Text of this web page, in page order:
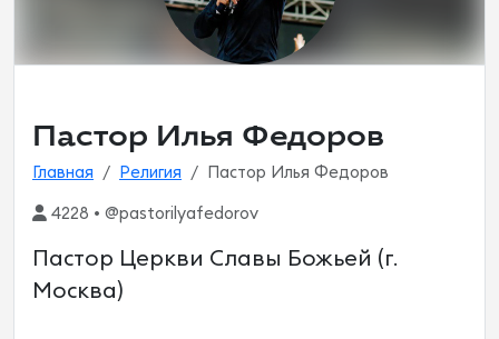
Пастор Илья Федоров
Главная Религия Пастор Илья Федоров
4228 • @pastorilyafedorov
Пастор Церкви Славы Божьей (г.
Москва)